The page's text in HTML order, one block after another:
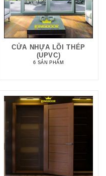
CỬA NHỰA LÕI THÉP
(UPVC)
6 SẢN PHẨM